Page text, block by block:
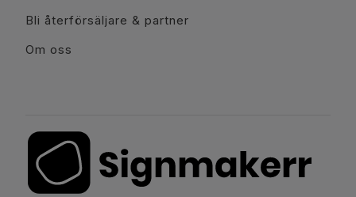
Bli återförsäljare & partner
Om oss